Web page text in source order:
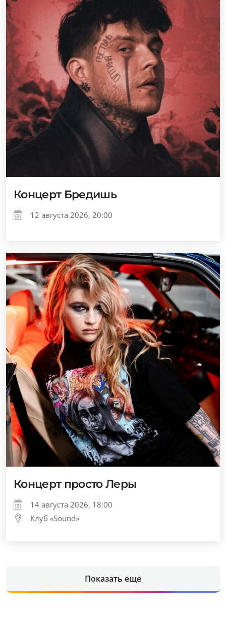
Концерт Бредишь
12 августа 2026, 20:00
Концерт просто Леры
14 августа 2026, 18:00
Клуб «Sound»
Показать еще